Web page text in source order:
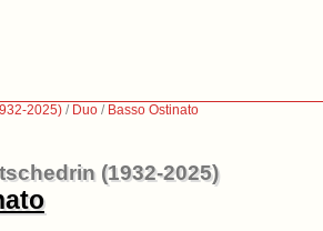
2025) / Duo / Basso Ostinato
(1932-2025)